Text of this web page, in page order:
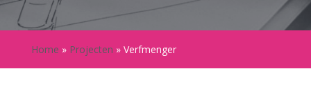
Home » Projecten » Verfmenger